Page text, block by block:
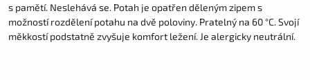
s pamětí. Neslehává se. Potah je opatřen děleným zipem s
možností rozdělení potahu na dvě poloviny. Pratelný na 60 °C. Svojí
měkkostí podstatně zvyšuje komfort ležení. Je alergicky neutrální.